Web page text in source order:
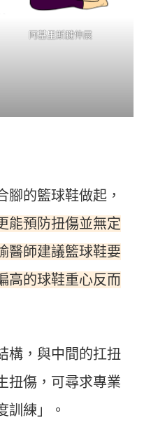
阿基里斯腱伸展
腳的籃球鞋做起，
能預防扭傷並無定
醫師建議籃球鞋要
高的球鞋重心反而
構，與中間的扛扭
扭傷，可尋求專業
訓練」。